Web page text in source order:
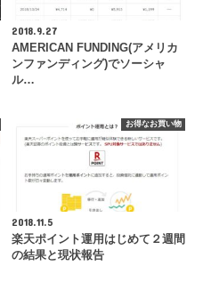
2018.9.27
AMERICAN FUNDING(アメリカ
ンファンディング)でソーシャ
ル…
お得なお買い物
2018.11.5
楽天ポイント運用はじめて２週間
の結果と現状報告